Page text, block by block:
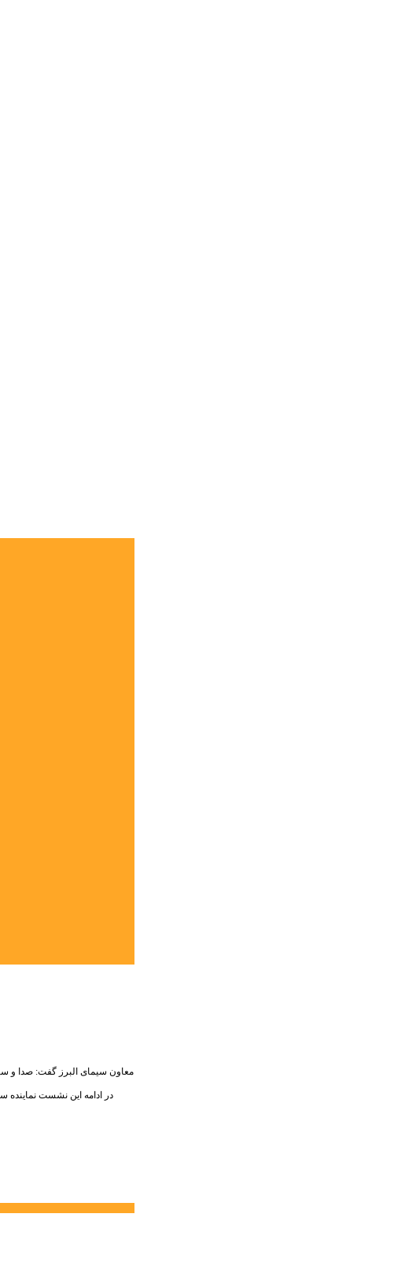
معاون سیمای البرز گفت: صدا و
در ادامه این نشست نماینده